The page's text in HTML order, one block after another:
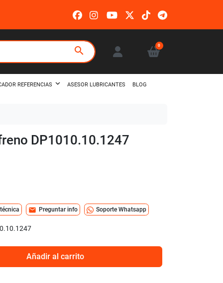
search 0
REFERENCIAS ASESOR LUBRICANTES BLOG
DP1010.10.1247
mail Preguntar info Soporte Whatsapp
Añadir al carrito